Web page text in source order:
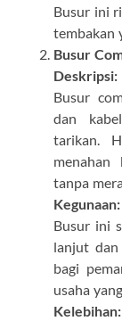
Busur ini
tembakan
Busur
Deskripsi:
Busur
dan
tarikan.
tanpa
Kegunaan:
Busur ini
lanjut dan
bagi
usaha
Kelebihan: